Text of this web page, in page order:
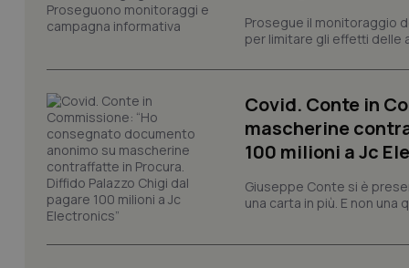
Prosegue il monitoraggio
per limitare gli effetti delle
Covid. Conte in
mascherine
100 milioni a Jc
Giuseppe Conte si è
una carta in più. E non
I cookie necessari